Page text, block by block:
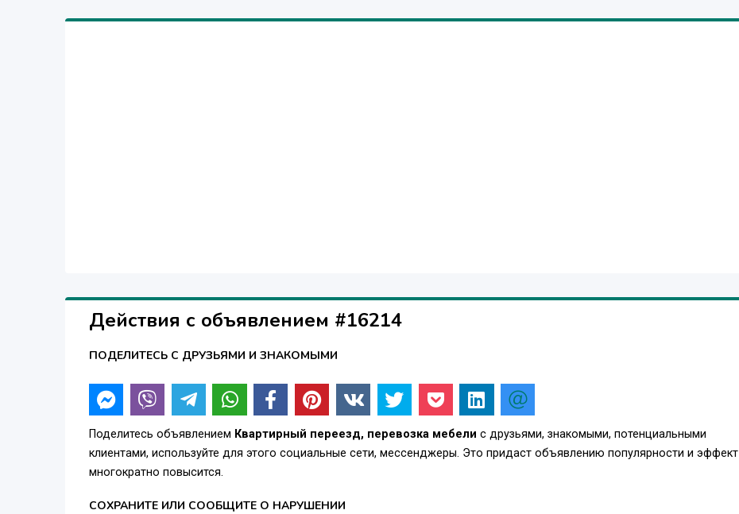
Действия с объявлением #16214
ПОДЕЛИТЕСЬ С ДРУЗЬЯМИ И ЗНАКОМЫМИ
Поделитесь объявлением Квартирный переезд, перевозка мебели с друзьями, знакомыми, потенциальными
клиентами, используйте для этого социальные сети, мессенджеры. Это придаст объявлению популярности и эффект
многократно повысится.
СОХРАНИТЕ ИЛИ СООБЩИТЕ О НАРУШЕНИИ